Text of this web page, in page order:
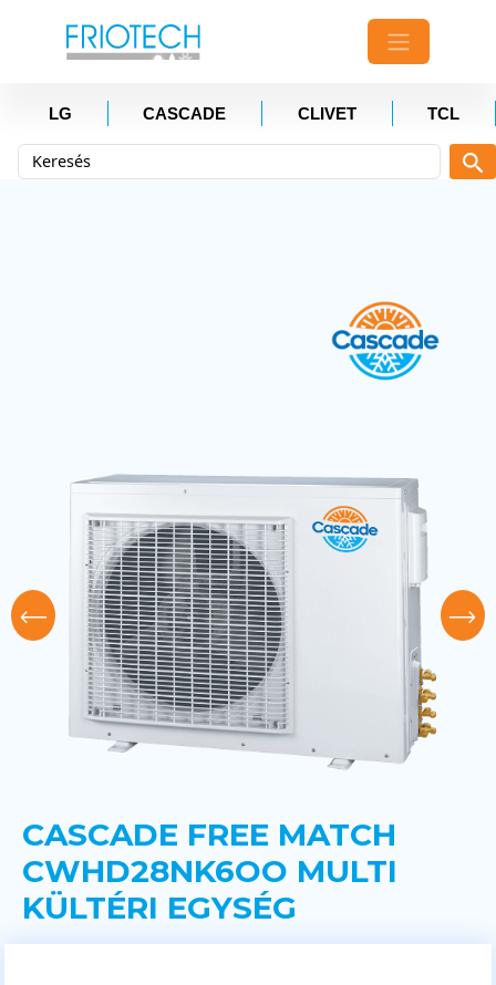
LG CASCADE CLIVET TCL
CASCADE FREE MATCH
CWHD28NK6OO MULTI
KÜLTÉRI EGYSÉG